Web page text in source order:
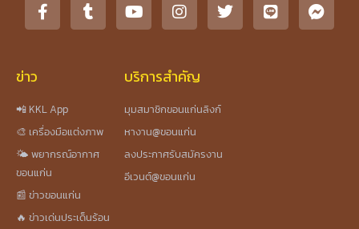
ข่าว
📲 KKL App
🎨 เครื่องมือแต่งภาพ
🌤️ พยากรณ์อากาศ
ขอนแก่น
📰 ข่าวขอนแก่น
🔥 ข่าวเด่นประเด็นร้อน
บริการสำคัญ
มุมสมาชิกขอนแก่นลิงก์
หางาน@ขอนแก่น
ลงประกาศรับสมัครงาน
อีเวนต์@ขอนแก่น